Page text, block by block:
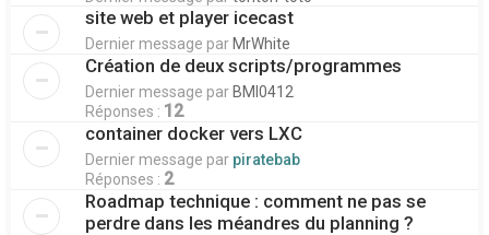
site web et player icecast
Dernier message par MrWhite
Création de deux scripts/programmes
Dernier message par BMI0412
Réponses : 12
container docker vers LXC
Dernier message par piratebab
Réponses : 2
Roadmap technique : comment ne pas se
perdre dans les méandres du planning ?